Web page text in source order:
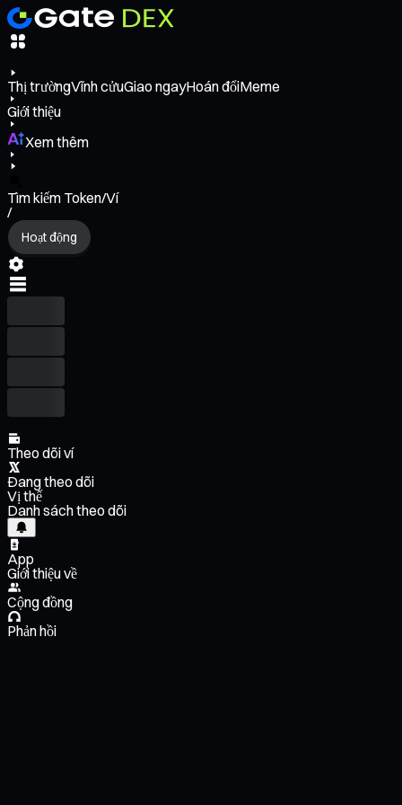
Thị trườngVĩnh cửuGiao ngayHoán đổiMeme
Giới thiệu
Xem thêm
Tìm kiếm Token/Ví
/
Hoạt động
Theo dõi ví
Đang theo dõi
Vị thế
Danh sách theo dõi
App
Giới thiệu về
Cộng đồng
Phản hồi